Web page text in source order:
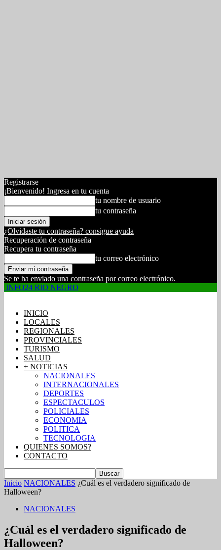
Registrarse
¡Bienvenido! Ingresa en tu cuenta
tu nombre de usuario
tu contraseña
¿Olvidaste tu contraseña? consigue ayuda
Recuperación de contraseña
Recupera tu contraseña
tu correo electrónico
Se te ha enviado una contraseña por correo electrónico.
INFO24 RIO NEGRO
INICIO
LOCALES
REGIONALES
PROVINCIALES
TURISMO
SALUD
+ NOTICIAS
NACIONALES
INTERNACIONALES
DEPORTES
ESPECTACULOS
POLICIALES
ECONOMIA
POLITICA
TECNOLOGIA
QUIENES SOMOS?
CONTACTO
Inicio NACIONALES ¿Cuál es el verdadero significado de
Halloween?
NACIONALES
¿Cuál es el verdadero significado de
Halloween?